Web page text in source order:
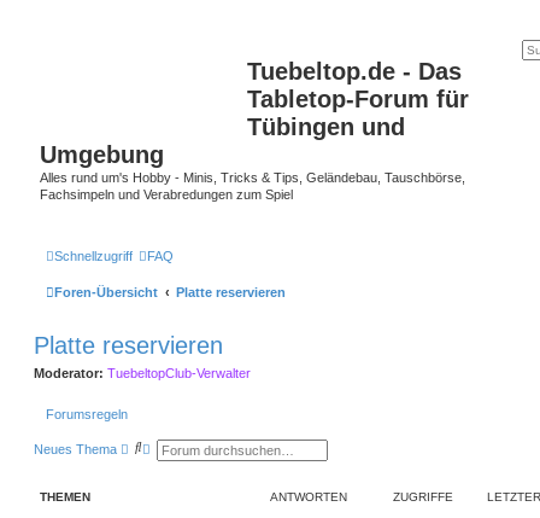
Tuebeltop.de - Das
Tabletop-Forum für
Tübingen und
Umgebung
Alles rund um's Hobby - Minis, Tricks & Tips, Geländebau, Tauschbörse,
Fachsimpeln und Verabredungen zum Spiel
Schnellzugriff FAQ
Foren-Übersicht Platte reservieren
Platte reservieren
Moderator: TuebeltopClub-Verwalter
Forumsregeln
Neues Thema
S E
THEMEN ANTWORTEN ZUGRIFFE